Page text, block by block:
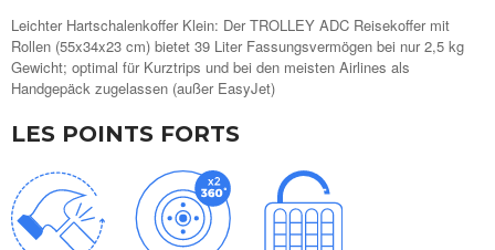
Leichter Hartschalenkoffer Klein: Der TROLLEY ADC Reisekoffer mit
Rollen (55x34x23 cm) bietet 39 Liter Fassungsvermögen bei nur 2,5 kg
Gewicht; optimal für Kurztrips und bei den meisten Airlines als
Handgepäck zugelassen (außer EasyJet)
LES POINTS FORTS